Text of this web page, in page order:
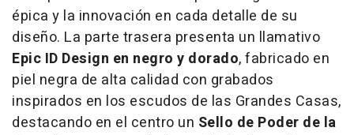
épica y la innovación en cada detalle de su
diseño. La parte trasera presenta un llamativo
Epic ID Design en negro y dorado, fabricado en
piel negra de alta calidad con grabados
inspirados en los escudos de las Grandes Casas,
destacando en el centro un Sello de Poder de la